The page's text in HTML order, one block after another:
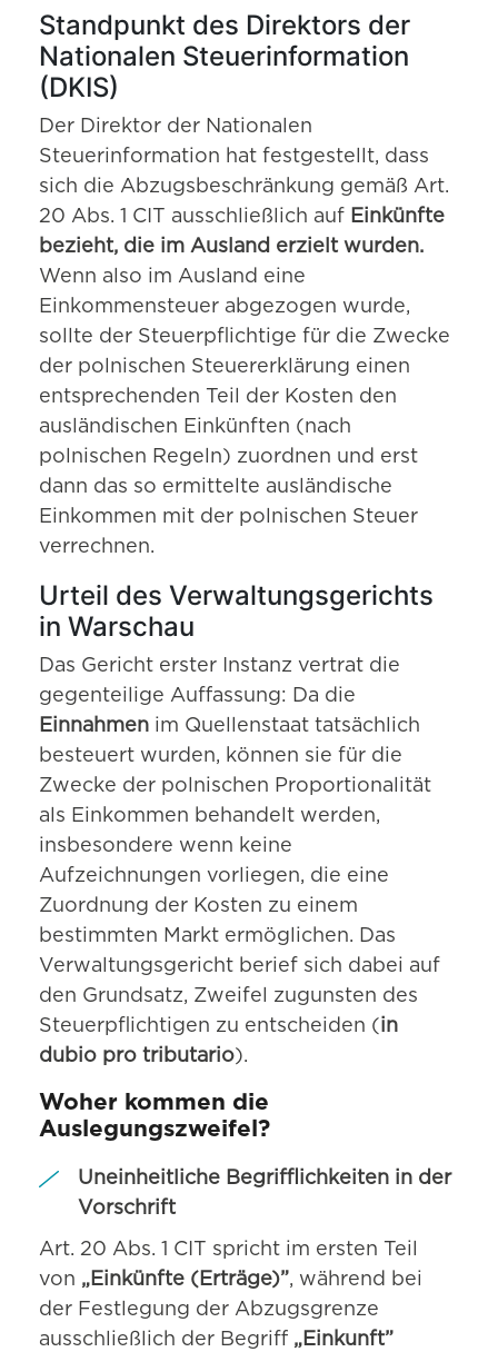
Standpunkt des Direktors der
Nationalen Steuerinformation
(DKIS)
Der Direktor der Nationalen
Steuerinformation hat festgestellt, dass
sich die Abzugsbeschränkung gemäß Art.
20 Abs. 1 CIT ausschließlich auf Einkünfte
bezieht, die im Ausland erzielt wurden.
Wenn also im Ausland eine
Einkommensteuer abgezogen wurde,
sollte der Steuerpflichtige für die Zwecke
der polnischen Steuererklärung einen
entsprechenden Teil der Kosten den
ausländischen Einkünften (nach
polnischen Regeln) zuordnen und erst
dann das so ermittelte ausländische
Einkommen mit der polnischen Steuer
verrechnen.
Urteil des Verwaltungsgerichts
in Warschau
Das Gericht erster Instanz vertrat die
gegenteilige Auffassung: Da die
Einnahmen im Quellenstaat tatsächlich
besteuert wurden, können sie für die
Zwecke der polnischen Proportionalität
als Einkommen behandelt werden,
insbesondere wenn keine
Aufzeichnungen vorliegen, die eine
Zuordnung der Kosten zu einem
bestimmten Markt ermöglichen. Das
Verwaltungsgericht berief sich dabei auf
den Grundsatz, Zweifel zugunsten des
Steuerpflichtigen zu entscheiden (in
dubio pro tributario).
Woher kommen die
Auslegungszweifel?
Uneinheitliche Begrifflichkeiten in der
Vorschrift
Art. 20 Abs. 1 CIT spricht im ersten Teil
von „Einkünfte (Erträge)”, während bei
der Festlegung der Abzugsgrenze
ausschließlich der Begriff „Einkunft”